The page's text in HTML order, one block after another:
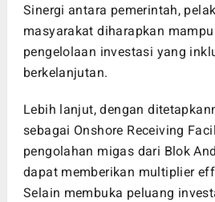
Sinergi antara pemerintah,
masyarakat diharapkan
pengelolaan investasi yang
berkelanjutan.
Lebih lanjut, dengan
sebagai Onshore Receiving
pengolahan migas dari Blok
dapat memberikan multiplier
Selain membuka peluang